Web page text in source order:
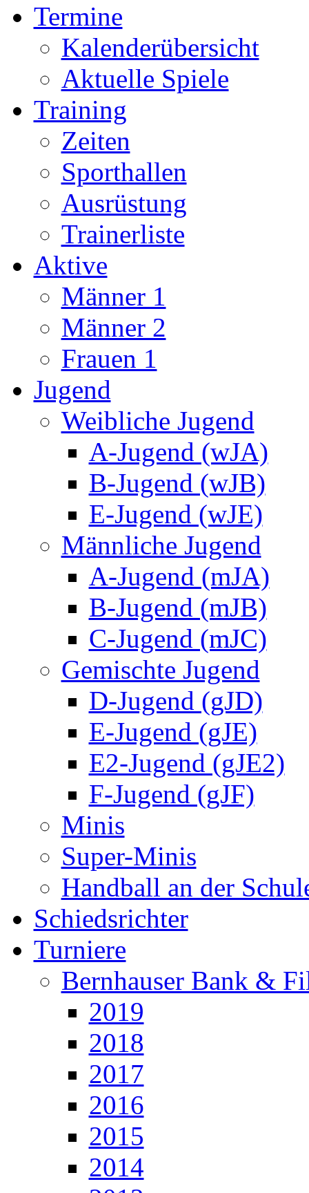
Termine
Kalenderübersicht
Aktuelle Spiele
Training
Zeiten
Sporthallen
Ausrüstung
Trainerliste
Aktive
Männer 1
Männer 2
Frauen 1
Jugend
Weibliche Jugend
A-Jugend (wJA)
B-Jugend (wJB)
E-Jugend (wJE)
Männliche Jugend
A-Jugend (mJA)
B-Jugend (mJB)
C-Jugend (mJC)
Gemischte Jugend
D-Jugend (gJD)
E-Jugend (gJE)
E2-Jugend (gJE2)
F-Jugend (gJF)
Minis
Super-Minis
Handball an der
Schiedsrichter
Turniere
Bernhauser Bank &
2019
2018
2017
2016
2015
2014